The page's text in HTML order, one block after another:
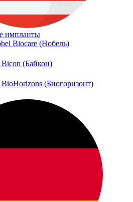
импланты
Biocare (Нобель)
(Байкон)
(Биогоризонт)